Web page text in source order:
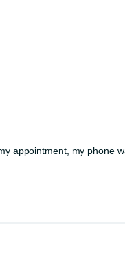
appointment, my phone